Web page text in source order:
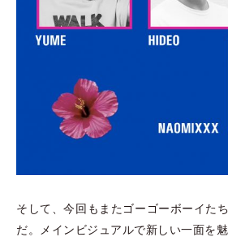
そして、今回もまたゴーゴーボーイた
だ。メインビジュアルで新しい一面を